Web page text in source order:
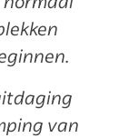
van